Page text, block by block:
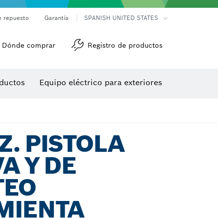
repuesto Garantía SPANISH UNITED STATES
Dónde comprar Registro de productos
Equipo eléctrico para exteriores
PISTOLA
Y DE